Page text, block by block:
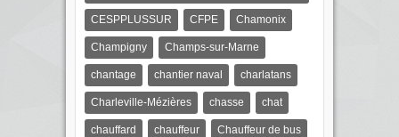
CESPPLUSSUR CFPE Chamonix
Champigny Champs-sur-Marne
chantage chantier naval charlatans
Charleville-Mézières chasse chat
chauffard chauffeur Chauffeur de bus